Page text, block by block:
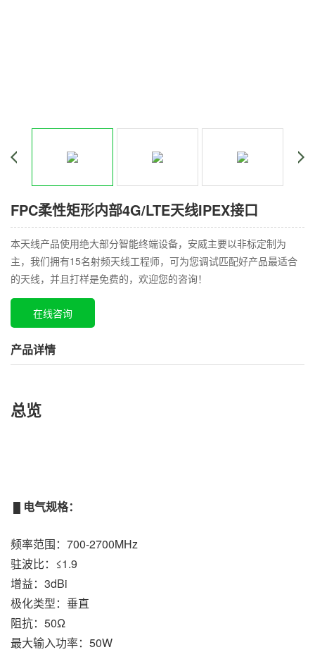
FPC柔性矩形内部4G/LTE天线IPEX接口
本天线产品使用绝大部分智能终端设备，安威主要以非标定制为
主，我们拥有15名射频天线工程师，可为您调试匹配好产品最适合
的天线，并且打样是免费的，欢迎您的咨询！
在线咨询
产品详情
总览
电气规格：
频率范围：700-2700MHz
驻波比：≤1.9
增益：3dBi
极化类型：垂直
阻抗：50Ω
最大输入功率：50W